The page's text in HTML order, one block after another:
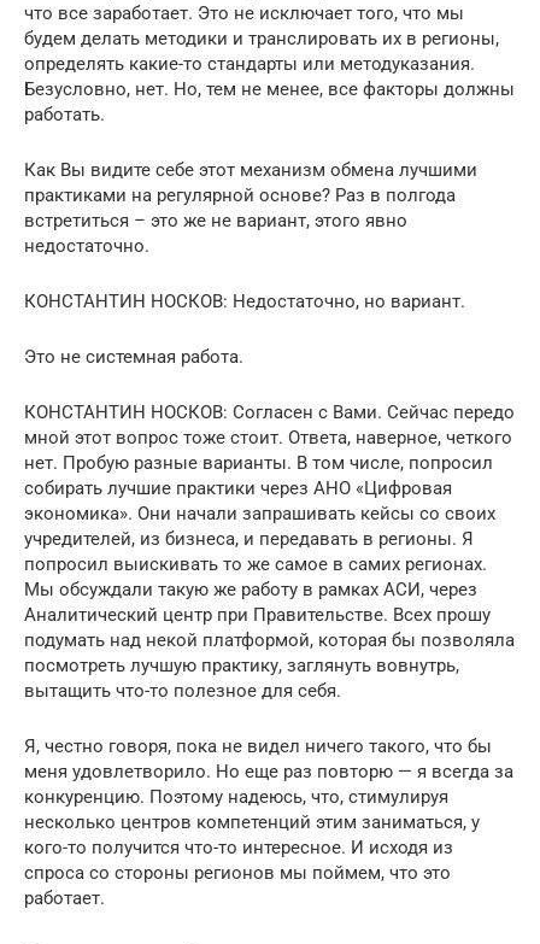
что все заработает. Это не исключает того, что мы
будем делать методики и транслировать их в регионы,
определять какие-то стандарты или методуказания.
Безусловно, нет. Но, тем не менее, все факторы должны
работать.
Как Вы видите себе этот механизм обмена лучшими
практиками на регулярной основе? Раз в полгода
встретиться – это же не вариант, этого явно
недостаточно.
КОНСТАНТИН НОСКОВ: Недостаточно, но вариант.
Это не системная работа.
КОНСТАНТИН НОСКОВ: Согласен с Вами. Сейчас передо
мной этот вопрос тоже стоит. Ответа, наверное, четкого
нет. Пробую разные варианты. В том числе, попросил
собирать лучшие практики через АНО «Цифровая
экономика». Они начали запрашивать кейсы со своих
учредителей, из бизнеса, и передавать в регионы. Я
попросил выискивать то же самое в самих регионах.
Мы обсуждали такую же работу в рамках АСИ, через
Аналитический центр при Правительстве. Всех прошу
подумать над некой платформой, которая бы позволяла
посмотреть лучшую практику, заглянуть вовнутрь,
вытащить что-то полезное для себя.
Я, честно говоря, пока не видел ничего такого, что бы
меня удовлетворило. Но еще раз повторю — я всегда за
конкуренцию. Поэтому надеюсь, что, стимулируя
несколько центров компетенций этим заниматься, у
кого-то получится что-то интересное. И исходя из
спроса со стороны регионов мы поймем, что это
работает.